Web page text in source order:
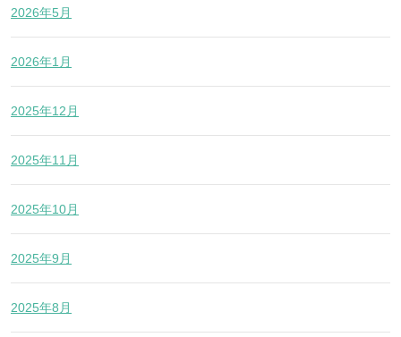
2026年5月
2026年1月
2025年12月
2025年11月
2025年10月
2025年9月
2025年8月